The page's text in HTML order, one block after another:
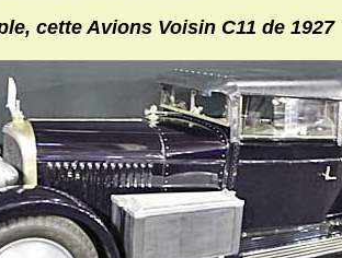
cette Avions Voisin C11 de 1927